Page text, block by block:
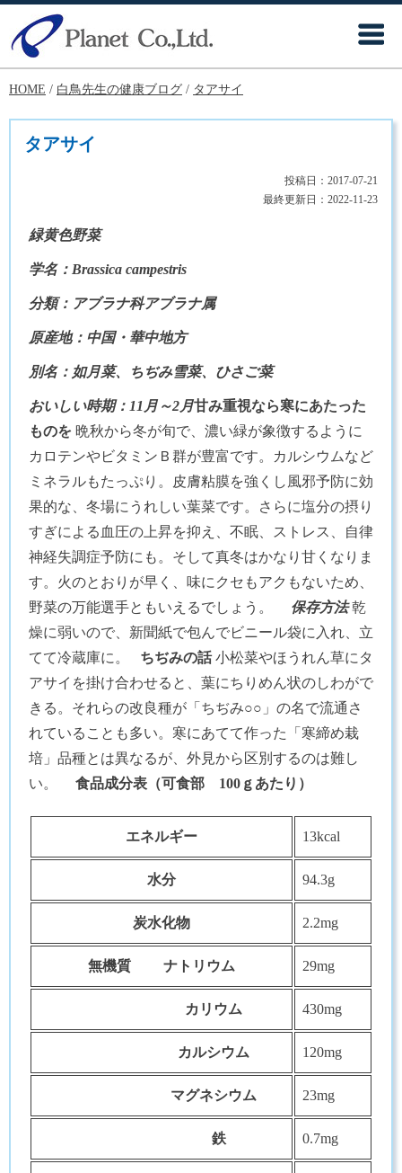
HOME / 白鳥先生の健康ブログ / タアサイ
タアサイ
投稿日： 2017-07-21
最終更新日： 2022-11-23
緑黄色野菜
学名：Brassica campestris
分類：アブラナ科アブラナ属
原産地：中国・華中地方
別名：如月菜、ちぢみ雪菜、ひさご菜
おいしい時期：11月～2月甘み重視なら寒にあたった
ものを 晩秋から冬が旬で、濃い緑が象徴するように
カロテンやビタミンＢ群が豊富です。カルシウムなど
ミネラルもたっぷり。皮膚粘膜を強くし風邪予防に効
果的な、冬場にうれしい葉菜です。さらに塩分の摂り
すぎによる血圧の上昇を抑え、不眠、ストレス、自律
神経失調症予防にも。そして真冬はかなり甘くなりま
す。火のとおりが早く、味にクセもアクもないため、
野菜の万能選手ともいえるでしょう。
保存方法乾
燥に弱いので、新聞紙で包んでビニール袋に入れ、立
てて冷蔵庫に。 ちぢみの話小松菜やほうれん草にタ
アサイを掛け合わせると、葉にちりめん状のしわがで
きる。それらの改良種が「ちぢみ○○」の名で流通さ
れていることも多い。寒にあてて作った「寒締め栽
培」品種とは異なるが、外見から区別するのは難し
い。 食品成分表（可食部 100ｇあたり）
エネルギー 13kcal
水分 94.3g
炭水化物 2.2mg
無機質 ナトリウム 29mg
カリウム 430mg
カルシウム 120mg
マグネシウム 23mg
鉄 0.7mg